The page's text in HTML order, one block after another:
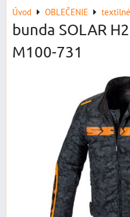
Úvod OBLEČENIE
bunda SOLAR
M100-731